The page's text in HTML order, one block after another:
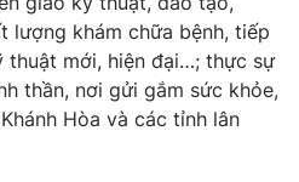
Mỹ Hạnh, Phạm Quốc Thắng,
- 024.38 355 932
897 897
lượng khám chữa bệnh, tiếp
thuật mới, hiện đại…; thực sự
thần, nơi gửi gắm sức khỏe,
Hòa và các tỉnh lân